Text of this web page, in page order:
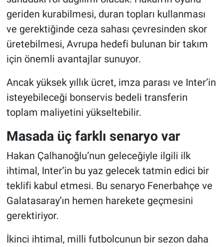
geriden kurabilmesi, duran topları kullanması
ve gerektiğinde ceza sahası çevresinden skor
üretebilmesi, Avrupa hedefi bulunan bir takım
için önemli avantajlar sunuyor.
Ancak yüksek yıllık ücret, imza parası ve Inter’in
isteyebileceği bonservis bedeli transferin
toplam maliyetini yükseltebilir.
Masada üç farklı senaryo var
Hakan Çalhanoğlu’nun geleceğiyle ilgili ilk
ihtimal, Inter’in bu yaz gelecek tatmin edici bir
teklifi kabul etmesi. Bu senaryo Fenerbahçe ve
Galatasaray’ın hemen harekete geçmesini
gerektiriyor.
İkinci ihtimal, milli futbolcunun bir sezon daha